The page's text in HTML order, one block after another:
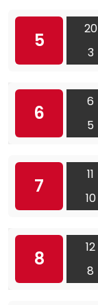
5
20
3
6
6
5
7
11
10
8
12
8